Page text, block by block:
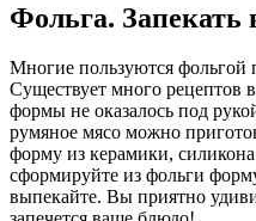
Фольга. Запекать
Многие пользуются фольгой
Существует много рецептов
формы не оказалось под
румяное мясо можно
форму из керамики,
сформируйте из фольги
выпекайте. Вы приятно